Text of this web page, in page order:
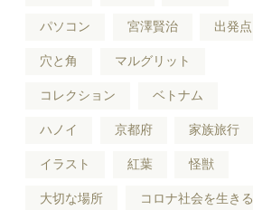
パソコン 宮澤賢治 出発点
穴と角 マルグリット
コレクション ベトナム
ハノイ 京都府 家族旅行
イラスト 紅葉 怪獣
大切な場所 コロナ社会を生きる